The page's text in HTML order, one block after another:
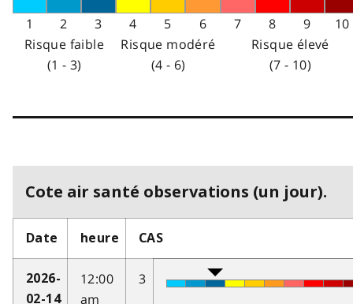
1 2 3 4 5 6 7 8 9
10
Risque faible
(1 - 3)
Risque modéré
(4 - 6)
Risque élevé
(7 - 10)
Cote air santé observations (un jour).
Date heure CAS
2026-
02-14
12:00
am
3